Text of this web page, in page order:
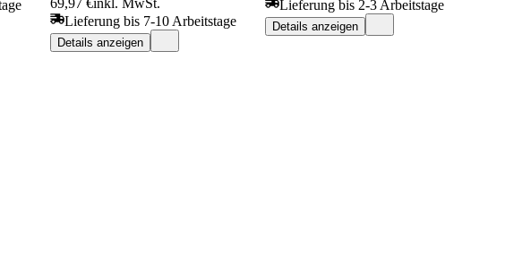
Lieferung bis 7-10 Arbeitstage
Details anzeigen
Lieferung bis 2-3 Arbeitstage
Details anzeigen